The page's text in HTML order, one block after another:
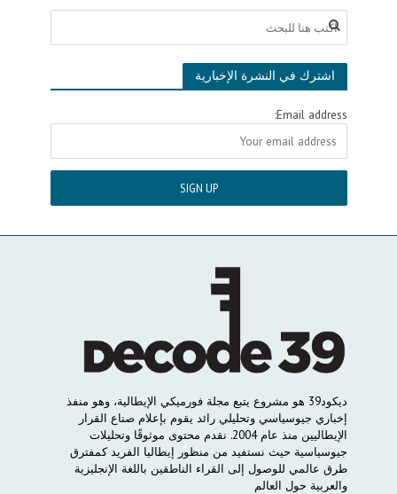
اشترك في النشرة الإخبارية
Email address:
ديكود39 هو مشروع يتبع مجلة فورميكي الإيطالية، وهو منفذ
إخباري جيوسياسي وتحليلي رائد يقوم بإعلام صناع القرار
الإيطاليين منذ عام 2004. نقدم محتوى موثوقًا وتحليلات
جيوسياسية حيث نستفيد من منظور إيطاليا الفريد كمفترق
طرق عالمي للوصول إلى القراء الناطقين باللغة الإنجليزية
والعربية حول العالم